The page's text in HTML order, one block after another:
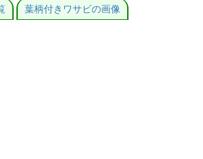
葉柄付きワサビの画像